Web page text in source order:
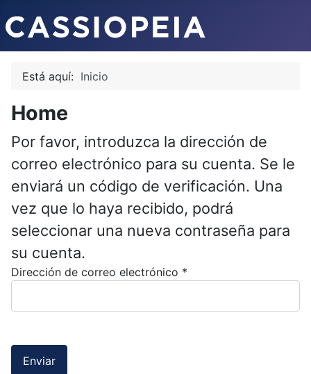
Está aquí: Inicio
Home
Por favor, introduzca la dirección de
correo electrónico para su cuenta. Se le
enviará un código de verificación. Una
vez que lo haya recibido, podrá
seleccionar una nueva contraseña para
su cuenta.
Dirección de correo electrónico *
Enviar